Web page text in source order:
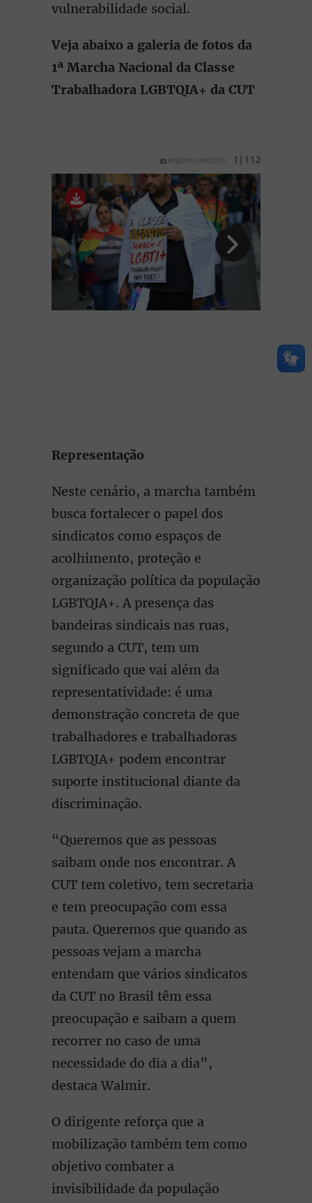
vulnerabilidade social.
Veja abaixo a galeria de fotos da
1ª Marcha Nacional da Classe
Trabalhadora LGBTQIA+ da CUT
Representação
Neste cenário, a marcha também
busca fortalecer o papel dos
sindicatos como espaços de
acolhimento, proteção e
organização política da população
LGBTQIA+. A presença das
bandeiras sindicais nas ruas,
segundo a CUT, tem um
significado que vai além da
representatividade: é uma
demonstração concreta de que
trabalhadores e trabalhadoras
LGBTQIA+ podem encontrar
suporte institucional diante da
discriminação.
“Queremos que as pessoas
saibam onde nos encontrar. A
CUT tem coletivo, tem secretaria
e tem preocupação com essa
pauta. Queremos que quando as
pessoas vejam a marcha
entendam que vários sindicatos
da CUT no Brasil têm essa
preocupação e saibam a quem
recorrer no caso de uma
necessidade do dia a dia”,
destaca Walmir.
O dirigente reforça que a
mobilização também tem como
objetivo combater a
invisibilidade da população